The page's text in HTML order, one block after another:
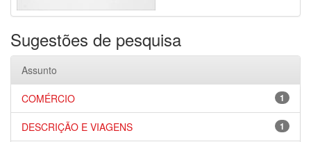
Sugestões de pesquisa
Assunto
1
COMÉRCIO
1
DESCRIÇÃO E VIAGENS